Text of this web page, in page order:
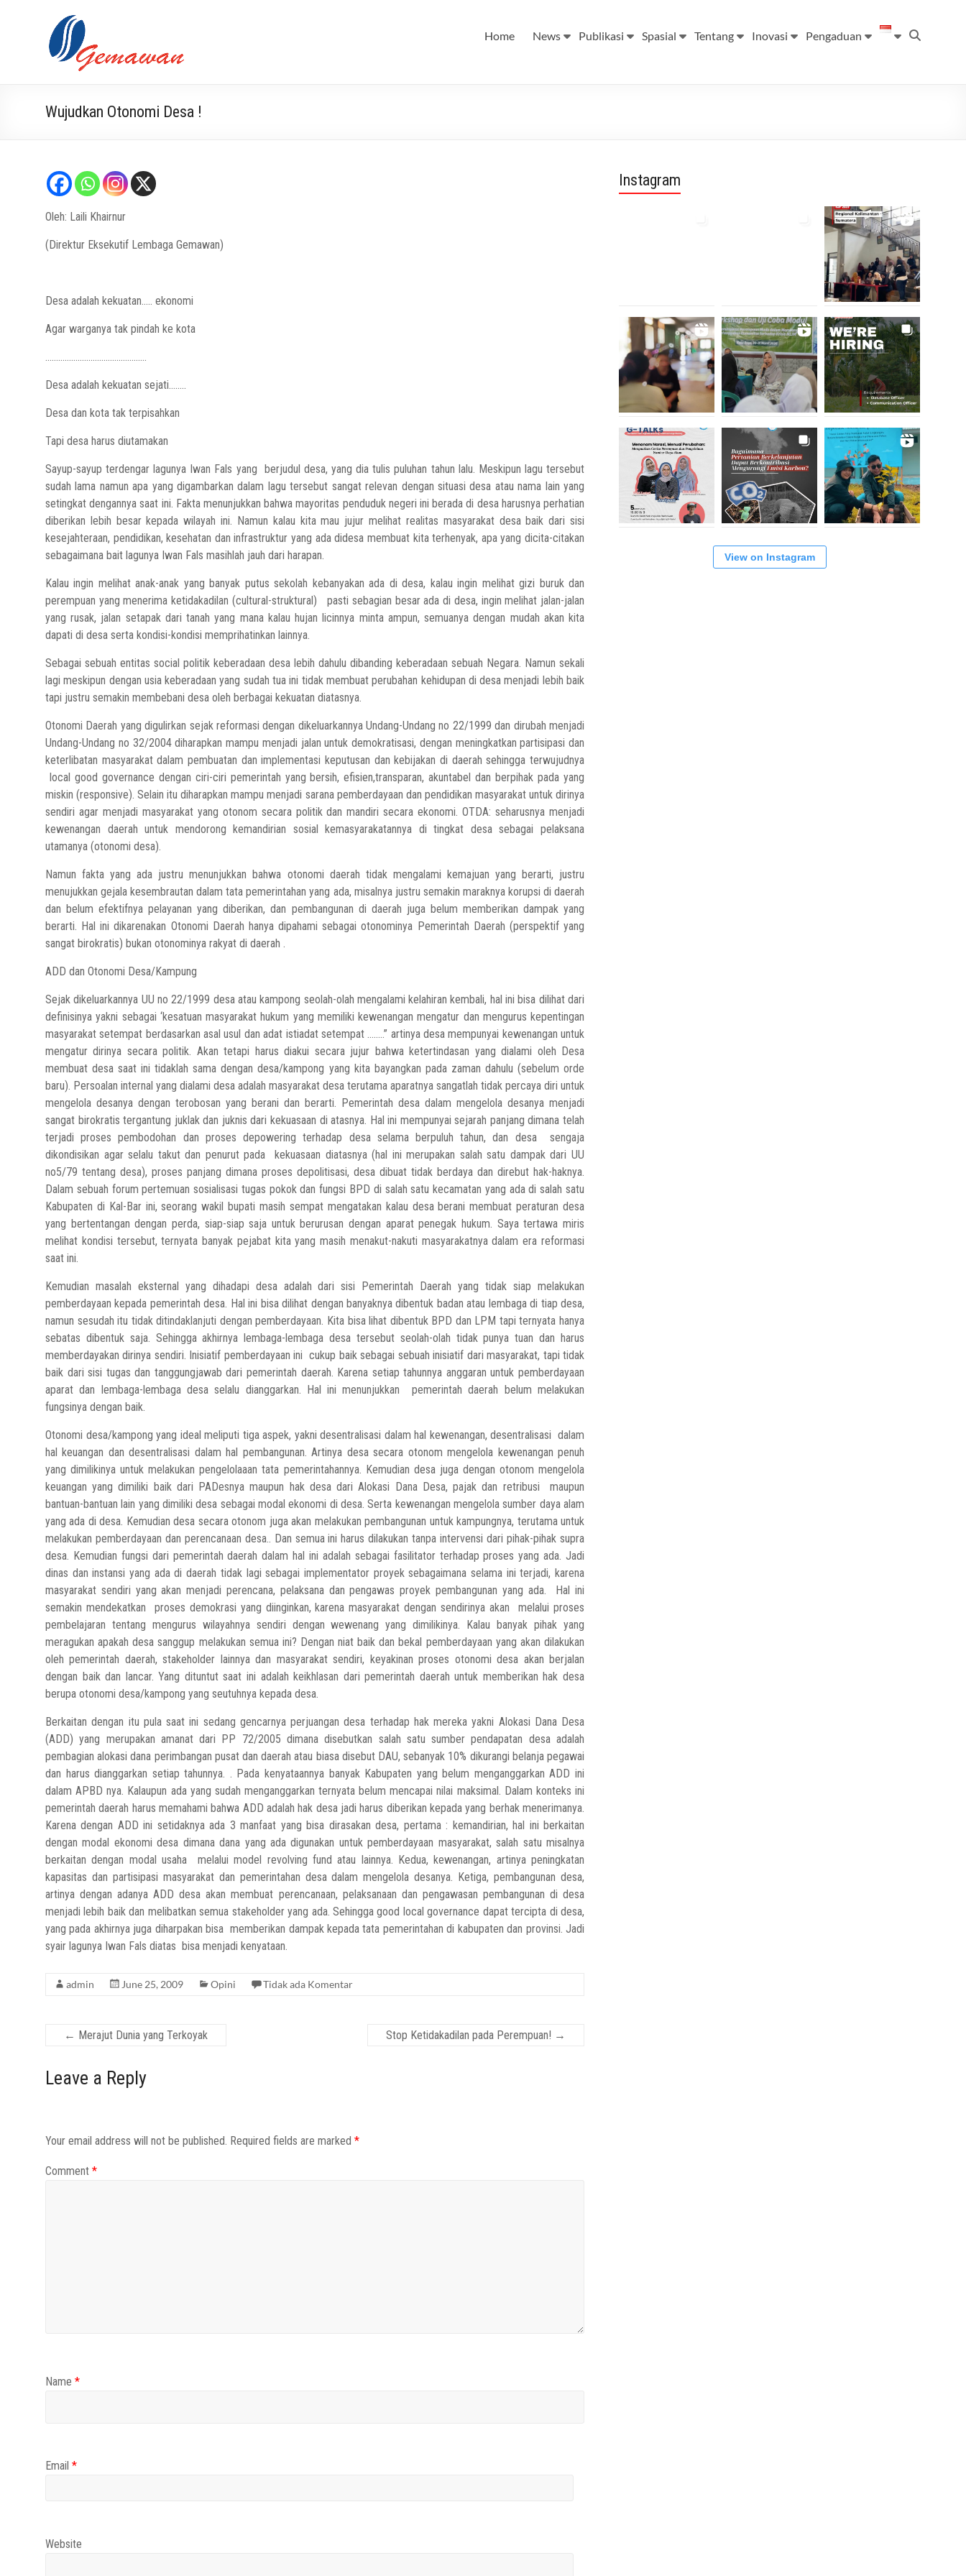
Lembaga
Gemawan
Masyarakat
Swadaya
dan Mandiri
Home News Publikasi Spasial Tentang Inovasi Pengaduan
Wujudkan Otonomi Desa !
Oleh: Laili Khairnur
(Direktur Eksekutif Lembaga Gemawan)
Desa adalah kekuatan….. ekonomi
Agar warganya tak pindah ke kota
………………………………………..
Desa adalah kekuatan sejati……..
Desa dan kota tak terpisahkan
Tapi desa harus diutamakan
Sayup-sayup terdengar lagunya Iwan Fals yang berjudul desa, yang dia tulis puluhan tahun lalu. Meskipun lagu tersebut
sudah lama namun apa yang digambarkan dalam lagu tersebut sangat relevan dengan situasi desa atau nama lain yang
setingkat dengannya saat ini. Fakta menunjukkan bahwa mayoritas penduduk negeri ini berada di desa harusnya perhatian
diberikan lebih besar kepada wilayah ini. Namun kalau kita mau jujur melihat realitas masyarakat desa baik dari sisi
kesejahteraan, pendidikan, kesehatan dan infrastruktur yang ada didesa membuat kita terhenyak, apa yang dicita-citakan
sebagaimana bait lagunya Iwan Fals masihlah jauh dari harapan.
Kalau ingin melihat anak-anak yang banyak putus sekolah kebanyakan ada di desa, kalau ingin melihat gizi buruk dan
perempuan yang menerima ketidakadilan (cultural-struktural) pasti sebagian besar ada di desa, ingin melihat jalan-jalan
yang rusak, jalan setapak dari tanah yang mana kalau hujan licinnya minta ampun, semuanya dengan mudah akan kita
dapati di desa serta kondisi-kondisi memprihatinkan lainnya.
Sebagai sebuah entitas social politik keberadaan desa lebih dahulu dibanding keberadaan sebuah Negara. Namun sekali
lagi meskipun dengan usia keberadaan yang sudah tua ini tidak membuat perubahan kehidupan di desa menjadi lebih baik
tapi justru semakin membebani desa oleh berbagai kekuatan diatasnya.
Otonomi Daerah yang digulirkan sejak reformasi dengan dikeluarkannya Undang-Undang no 22/1999 dan dirubah menjadi
Undang-Undang no 32/2004 diharapkan mampu menjadi jalan untuk demokratisasi, dengan meningkatkan partisipasi dan
keterlibatan masyarakat dalam pembuatan dan implementasi keputusan dan kebijakan di daerah sehingga terwujudnya
local good governance dengan ciri-ciri pemerintah yang bersih, efisien,transparan, akuntabel dan berpihak pada yang
miskin (responsive). Selain itu diharapkan mampu menjadi sarana pemberdayaan dan pendidikan masyarakat untuk dirinya
sendiri agar menjadi masyarakat yang otonom secara politik dan mandiri secara ekonomi. OTDA: seharusnya menjadi
kewenangan daerah untuk mendorong kemandirian sosial kemasyarakatannya di tingkat desa sebagai pelaksana
utamanya (otonomi desa).
Namun fakta yang ada justru menunjukkan bahwa otonomi daerah tidak mengalami kemajuan yang berarti, justru
menujukkan gejala kesembrautan dalam tata pemerintahan yang ada, misalnya justru semakin maraknya korupsi di daerah
dan belum efektifnya pelayanan yang diberikan, dan pembangunan di daerah juga belum memberikan dampak yang
berarti. Hal ini dikarenakan Otonomi Daerah hanya dipahami sebagai otonominya Pemerintah Daerah (perspektif yang
sangat birokratis) bukan otonominya rakyat di daerah .
ADD dan Otonomi Desa/Kampung
Sejak dikeluarkannya UU no 22/1999 desa atau kampong seolah-olah mengalami kelahiran kembali, hal ini bisa dilihat dari
definisinya yakni sebagai ‘kesatuan masyarakat hukum yang memiliki kewenangan mengatur dan mengurus kepentingan
masyarakat setempat berdasarkan asal usul dan adat istiadat setempat ……..” artinya desa mempunyai kewenangan untuk
mengatur dirinya secara politik. Akan tetapi harus diakui secara jujur bahwa ketertindasan yang dialami oleh Desa
membuat desa saat ini tidaklah sama dengan desa/kampong yang kita bayangkan pada zaman dahulu (sebelum orde
baru). Persoalan internal yang dialami desa adalah masyarakat desa terutama aparatnya sangatlah tidak percaya diri untuk
mengelola desanya dengan terobosan yang berani dan berarti. Pemerintah desa dalam mengelola desanya menjadi
sangat birokratis tergantung juklak dan juknis dari kekuasaan di atasnya. Hal ini mempunyai sejarah panjang dimana telah
terjadi proses pembodohan dan proses depowering terhadap desa selama berpuluh tahun, dan desa sengaja
dikondisikan agar selalu takut dan penurut pada kekuasaan diatasnya (hal ini merupakan salah satu dampak dari UU
no5/79 tentang desa), proses panjang dimana proses depolitisasi, desa dibuat tidak berdaya dan direbut hak-haknya.
Dalam sebuah forum pertemuan sosialisasi tugas pokok dan fungsi BPD di salah satu kecamatan yang ada di salah satu
Kabupaten di Kal-Bar ini, seorang wakil bupati masih sempat mengatakan kalau desa berani membuat peraturan desa
yang bertentangan dengan perda, siap-siap saja untuk berurusan dengan aparat penegak hukum. Saya tertawa miris
melihat kondisi tersebut, ternyata banyak pejabat kita yang masih menakut-nakuti masyarakatnya dalam era reformasi
saat ini.
Kemudian masalah eksternal yang dihadapi desa adalah dari sisi Pemerintah Daerah yang tidak siap melakukan
pemberdayaan kepada pemerintah desa. Hal ini bisa dilihat dengan banyaknya dibentuk badan atau lembaga di tiap desa,
namun sesudah itu tidak ditindaklanjuti dengan pemberdayaan. Kita bisa lihat dibentuk BPD dan LPM tapi ternyata hanya
sebatas dibentuk saja. Sehingga akhirnya lembaga-lembaga desa tersebut seolah-olah tidak punya tuan dan harus
memberdayakan dirinya sendiri. Inisiatif pemberdayaan ini cukup baik sebagai sebuah inisiatif dari masyarakat, tapi tidak
baik dari sisi tugas dan tanggungjawab dari pemerintah daerah. Karena setiap tahunnya anggaran untuk pemberdayaan
aparat dan lembaga-lembaga desa selalu dianggarkan. Hal ini menunjukkan pemerintah daerah belum melakukan
fungsinya dengan baik.
Otonomi desa/kampong yang ideal meliputi tiga aspek, yakni desentralisasi dalam hal kewenangan, desentralisasi dalam
hal keuangan dan desentralisasi dalam hal pembangunan. Artinya desa secara otonom mengelola kewenangan penuh
yang dimilikinya untuk melakukan pengelolaaan tata pemerintahannya. Kemudian desa juga dengan otonom mengelola
keuangan yang dimiliki baik dari PADesnya maupun hak desa dari Alokasi Dana Desa, pajak dan retribusi maupun
bantuan-bantuan lain yang dimiliki desa sebagai modal ekonomi di desa. Serta kewenangan mengelola sumber daya alam
yang ada di desa. Kemudian desa secara otonom juga akan melakukan pembangunan untuk kampungnya, terutama untuk
melakukan pemberdayaan dan perencanaan desa.. Dan semua ini harus dilakukan tanpa intervensi dari pihak-pihak supra
desa. Kemudian fungsi dari pemerintah daerah dalam hal ini adalah sebagai fasilitator terhadap proses yang ada. Jadi
dinas dan instansi yang ada di daerah tidak lagi sebagai implementator proyek sebagaimana selama ini terjadi, karena
masyarakat sendiri yang akan menjadi perencana, pelaksana dan pengawas proyek pembangunan yang ada. Hal ini
semakin mendekatkan proses demokrasi yang diinginkan, karena masyarakat dengan sendirinya akan melalui proses
pembelajaran tentang mengurus wilayahnya sendiri dengan wewenang yang dimilikinya. Kalau banyak pihak yang
meragukan apakah desa sanggup melakukan semua ini? Dengan niat baik dan bekal pemberdayaan yang akan dilakukan
oleh pemerintah daerah, stakeholder lainnya dan masyarakat sendiri, keyakinan proses otonomi desa akan berjalan
dengan baik dan lancar. Yang dituntut saat ini adalah keikhlasan dari pemerintah daerah untuk memberikan hak desa
berupa otonomi desa/kampong yang seutuhnya kepada desa.
Berkaitan dengan itu pula saat ini sedang gencarnya perjuangan desa terhadap hak mereka yakni Alokasi Dana Desa
(ADD) yang merupakan amanat dari PP 72/2005 dimana disebutkan salah satu sumber pendapatan desa adalah
pembagian alokasi dana perimbangan pusat dan daerah atau biasa disebut DAU, sebanyak 10% dikurangi belanja pegawai
dan harus dianggarkan setiap tahunnya. . Pada kenyataannya banyak Kabupaten yang belum menganggarkan ADD ini
dalam APBD nya. Kalaupun ada yang sudah menganggarkan ternyata belum mencapai nilai maksimal. Dalam konteks ini
pemerintah daerah harus memahami bahwa ADD adalah hak desa jadi harus diberikan kepada yang berhak menerimanya.
Karena dengan ADD ini setidaknya ada 3 manfaat yang bisa dirasakan desa, pertama : kemandirian, hal ini berkaitan
dengan modal ekonomi desa dimana dana yang ada digunakan untuk pemberdayaan masyarakat, salah satu misalnya
berkaitan dengan modal usaha melalui model revolving fund atau lainnya. Kedua, kewenangan, artinya peningkatan
kapasitas dan partisipasi masyarakat dan pemerintahan desa dalam mengelola desanya. Ketiga, pembangunan desa,
artinya dengan adanya ADD desa akan membuat perencanaan, pelaksanaan dan pengawasan pembangunan di desa
menjadi lebih baik dan melibatkan semua stakeholder yang ada. Sehingga good local governance dapat tercipta di desa,
yang pada akhirnya juga diharpakan bisa memberikan dampak kepada tata pemerintahan di kabupaten dan provinsi. Jadi
syair lagunya Iwan Fals diatas bisa menjadi kenyataan.
admin June 25, 2009 Opini Tidak ada Komentar
← Merajut Dunia yang Terkoyak Stop Ketidakadilan pada Perempuan! →
Leave a Reply
Your email address will not be published. Required fields are marked *
Comment *
Name *
Email *
Website
Instagram
View on Instagram